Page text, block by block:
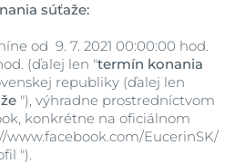
súťaže:
od 9. 7. 2021 00:00:00 hod.
(ďalej len "termín konania
republiky (ďalej len
"), výhradne prostredníctvom
konkrétne na oficiálnom
www.facebook.com/EucerinSK/
").